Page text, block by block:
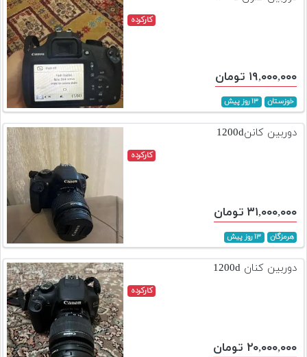
کارکرده
۱۹,۰۰۰,۰۰۰ تومان
خوزستان ۱۳ روز پیش
دوربین کانن1200d
کارکرده
۳۱,۰۰۰,۰۰۰ تومان
هرمزگان ۱۳ روز پیش
دوربین کنان 1200d
کارکرده
۲۰,۰۰۰,۰۰۰ تومان